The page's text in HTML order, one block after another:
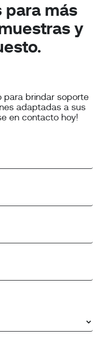
para más
y
para brindar soporte
adaptadas a sus
en contacto hoy!